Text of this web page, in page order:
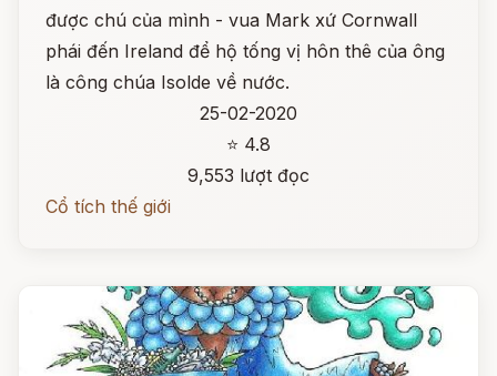
được chú của mình - vua Mark xứ Cornwall
phái đến Ireland để hộ tống vị hôn thê của ông
là công chúa Isolde về nước.
25-02-2020
⭐ 4.8
9,553 lượt đọc
Cổ tích thế giới